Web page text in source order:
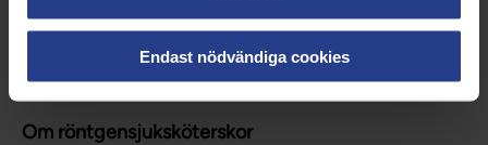
Endast nödvändiga cookies
att se fler vårdintresserade välja det här yrket.
Om röntgensjuksköterskor